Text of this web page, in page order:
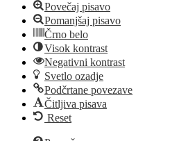
Povečaj pisavo
Pomanjšaj pisavo
Črno belo
Visok kontrast
Negativni kontrast
Svetlo ozadje
Podčrtane povezave
Čitljiva pisava
Reset